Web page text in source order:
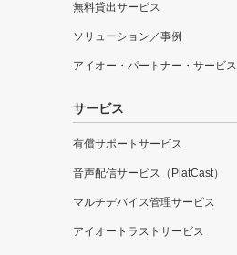
無料貸出サービス
ソリューション／事例
アイオー・パートナー・サービス
サービス
有償サポートサービス
音声配信サービス（PlatCast）
マルチデバイス管理サービス
アイオートラストサービス